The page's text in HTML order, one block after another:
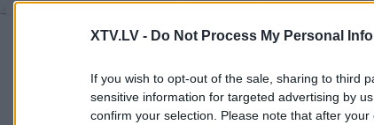
XTV.LV - Do Not Process My Personal
If you wish to opt-out of the sale, sharing to third
sensitive information for targeted advertising by
confirm your selection. Please note that after
4. augusts